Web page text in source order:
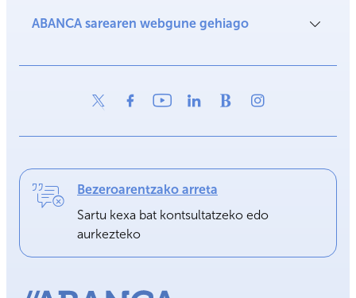
ABANCA sarearen webgune gehiago
Bezeroarentzako arreta
Sartu kexa bat kontsultatzeko edo
aurkezteko